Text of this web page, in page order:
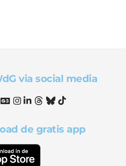
via social media
de gratis app